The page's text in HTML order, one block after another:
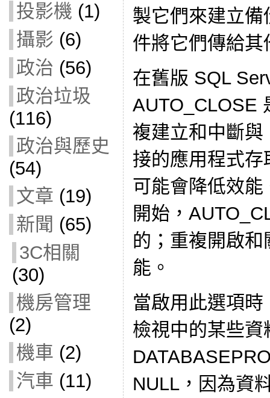
投影機 (1)
攝影 (6)
政治 (56)
政治垃圾
(116)
政治與歷史
(54)
文章 (19)
新聞 (65)
3C相關
(30)
機房管理
(2)
機車 (2)
汽車 (11)
製它們來建立
件將它們傳給其
在舊版 SQL
AUTO_CLOSE
複建立和中斷
接的應用程式
可能會降低效
開始，
的；重複開啟
能。
當啟用此選項
檢視中的某些資
NULL，因為資